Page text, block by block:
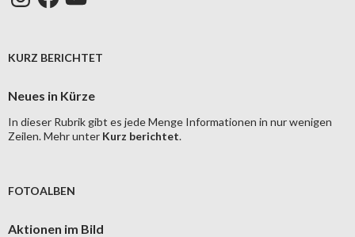
KURZ BERICHTET
Neues in Kürze
In dieser Rubrik gibt es jede Menge Informationen in nur wenigen
Zeilen. Mehr unter Kurz berichtet.
FOTOALBEN
Aktionen im Bild